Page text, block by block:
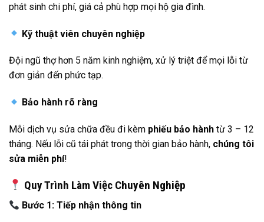
phát sinh chi phí, giá cả phù hợp mọi hộ gia đình.
Kỹ thuật viên chuyên nghiệp
Đội ngũ thợ hơn 5 năm kinh nghiệm, xử lý triệt để mọi lỗi từ
đơn giản đến phức tạp.
Bảo hành rõ ràng
Mỗi dịch vụ sửa chữa đều đi kèm phiếu bảo hành từ 3 – 12
tháng. Nếu lỗi cũ tái phát trong thời gian bảo hành, chúng tôi
sửa miễn phí!
Quy Trình Làm Việc Chuyên Nghiệp
Bước 1: Tiếp nhận thông tin